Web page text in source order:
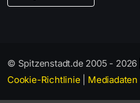
© Spitzenstadt.de 2005 - 2026 |
Cookie-Richtlinie
Mediadaten